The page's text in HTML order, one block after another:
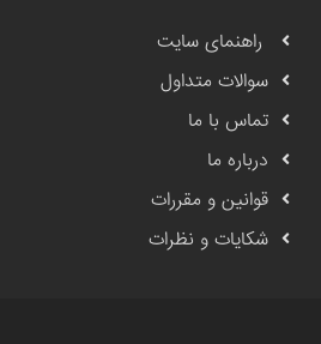
راهنمای سایت
سوالات متداول
تماس با ما
درباره ما
قوانین و مقررات
شکایات و نظرات